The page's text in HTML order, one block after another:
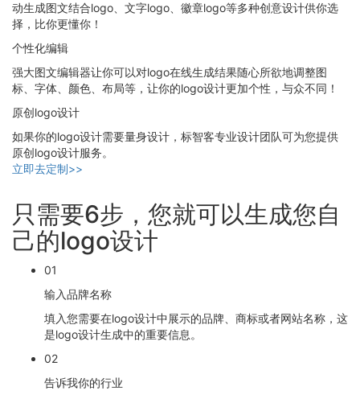
动生成图文结合logo、文字logo、徽章logo等多种创意设计供你选
择，比你更懂你！
个性化编辑
强大图文编辑器让你可以对logo在线生成结果随心所欲地调整图
标、字体、颜色、布局等，让你的logo设计更加个性，与众不同！
原创logo设计
如果你的logo设计需要量身设计，标智客专业设计团队可为您提供
原创logo设计服务。
立即去定制>>
只需要6步，您就可以生成您自
己的logo设计
01
输入品牌名称
填入您需要在logo设计中展示的品牌、商标或者网站名称，这
是logo设计生成中的重要信息。
02
告诉我你的行业